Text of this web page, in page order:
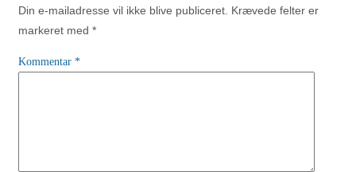
Din e-mailadresse vil ikke blive publiceret. Krævede felter er
markeret med *
Kommentar *